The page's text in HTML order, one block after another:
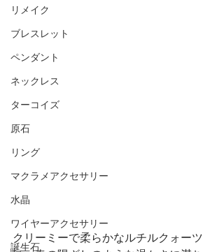
リメイク
ブレスレット
ペンダント
ネックレス
ターコイズ
原石
リング
マクラメアクセサリー
水晶
ワイヤーアクセサリー
誕生石
クリーミーで柔らかなルチルクォーツ